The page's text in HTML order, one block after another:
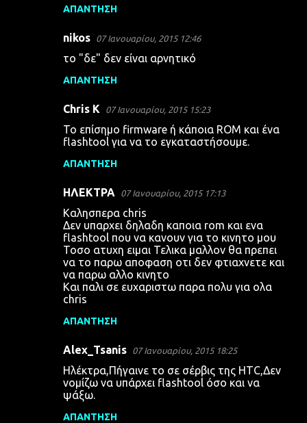
ΑΠΆΝΤΗΣΗ
nikos 07 Ιανουαρίου, 2015 12:46
το "δε" δεν είναι αρνητικό
ΑΠΆΝΤΗΣΗ
Chris K 07 Ιανουαρίου, 2015 15:23
Το επίσημο firmware ή κάποια ROM και ένα
flashtool για να το εγκαταστήσουμε.
ΑΠΆΝΤΗΣΗ
ΗΛΕΚΤΡΑ 07 Ιανουαρίου, 2015 17:13
Καλησπερα chris
Δεν υπαρχει δηλαδη καποια rom και ενα
flashtool που να κανουν για το κινητο μου
Τοσο ατυχη ειμαι Τελικα μαλλον θα πρεπει
να το παρω αποφαση οτι δεν φτιαχνετε και
να παρω αλλο κινητο
Και παλι σε ευχαριστω παρα πολυ για ολα
chris
ΑΠΆΝΤΗΣΗ
Alex_Tsanis 07 Ιανουαρίου, 2015 18:25
Ηλέκτρα,Πήγαινε το σε σέρβις της HTC,Δεν
νομίζω να υπάρχει flashtool όσο και να
ψάξω.
ΑΠΆΝΤΗΣΗ